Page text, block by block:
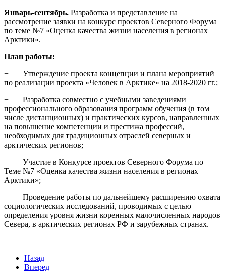
Январь-сентябрь. Разработка и представление на
рассмотрение заявки на конкурс проектов Северного Форума
по теме №7 «Оценка качества жизни населения в регионах
Арктики».
План работы:
− Утверждение проекта концепции и плана мероприятий
по реализации проекта «Человек в Арктике» на 2018-2020 гг.;
− Разработка совместно с учебными заведениями
профессионального образования программ обучения (в том
числе дистанционных) и практических курсов, направленных
на повышение компетенции и престижа профессий,
необходимых для традиционных отраслей северных и
арктических регионов;
− Участие в Конкурсе проектов Северного Форума по
Теме №7 «Оценка качества жизни населения в регионах
Арктики»;
− Проведение работы по дальнейшему расширению охвата
социологических исследований, проводимых с целью
определения уровня жизни коренных малочисленных народов
Севера, в арктических регионах РФ и зарубежных странах.
Назад
Вперед